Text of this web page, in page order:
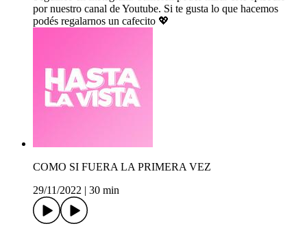
por nuestro canal de Youtube. Si te gusta lo que hacemos
podés regalarnos un cafecito 💖
COMO SI FUERA LA PRIMERA VEZ
29/11/2022
30 min